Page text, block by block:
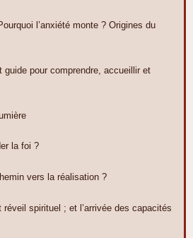
l’anxiété monte ? Origines du
guide pour comprendre, accueillir et
la foi ?
vers la réalisation ?
spirituel ; et l’arrivée des capacités